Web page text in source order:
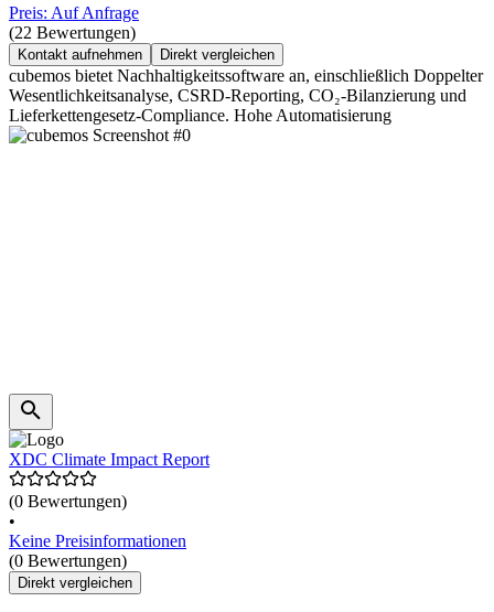
Preis: Auf Anfrage
(22 Bewertungen)
Kontakt aufnehmen Direkt vergleichen
cubemos bietet Nachhaltigkeitssoftware an, einschließlich Doppelter
Wesentlichkeitsanalyse, CSRD-Reporting, CO₂-Bilanzierung und
Lieferkettengesetz-Compliance. Hohe Automatisierung
XDC Climate Impact Report
(0 Bewertungen)
•
Keine Preisinformationen
(0 Bewertungen)
Direkt vergleichen